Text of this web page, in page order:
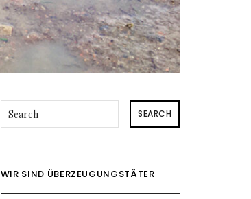
SEARCH
WIR SIND ÜBERZEUGUNGSTÄTER